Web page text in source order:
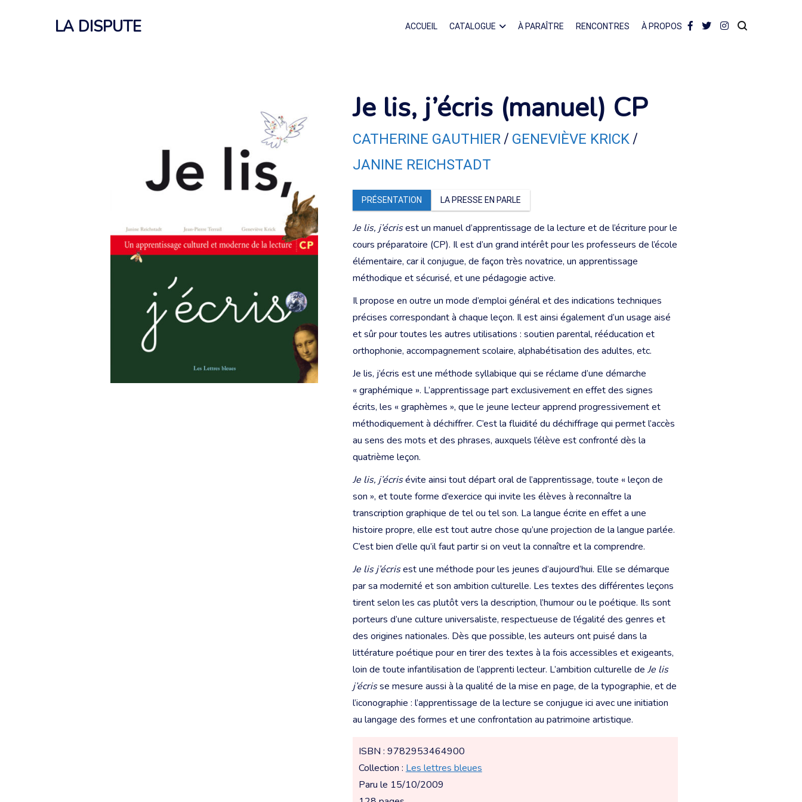
LA DISPUTE ACCUEIL CATALOGUE À PARAÎTRE RENCONTRES À PROPOS
Je lis, j’écris (manuel) CP
CATHERINE GAUTHIER/ GENEVIÈVE KRICK/
JANINE REICHSTADT
PRÉSENTATION LA PRESSE EN PARLE
Je lis, j’écrisest un manuel d’apprentissage de la lecture et de l’écriture pour le
cours préparatoire (CP). Il est d’un grand intérêt pour les professeurs de l’école
élémentaire, car il conjugue, de façon très novatrice, un apprentissage
méthodique et sécurisé, et une pédagogie active.
Il propose en outre un mode d’emploi général et des indications techniques
précises correspondant à chaque leçon. Il est ainsi également d’un usage aisé
et sûr pour toutes les autres utilisations : soutien parental, rééducation et
orthophonie, accompagnement scolaire, alphabétisation des adultes, etc.
Je lis, j’écris est une méthode syllabique qui se réclame d’une démarche
« graphémique ». L’apprentissage part exclusivement en effet des signes
écrits, les « graphèmes », que le jeune lecteur apprend progressivement et
méthodiquement à déchiffrer. C’est la fluidité du déchiffrage qui permet l’accès
au sens des mots et des phrases, auxquels l’élève est confronté dès la
quatrième leçon.
Je lis, j’écrisévite ainsi tout départ oral de l’apprentissage, toute « leçon de
son », et toute forme d’exercice qui invite les élèves à reconnaître la
transcription graphique de tel ou tel son. La langue écrite en effet a une
histoire propre, elle est tout autre chose qu’une projection de la langue parlée.
C’est bien d’elle qu’il faut partir si on veut la connaître et la comprendre.
Je lis j’écrisest une méthode pour les jeunes d’aujourd’hui. Elle se démarque
par sa modernité et son ambition culturelle. Les textes des différentes leçons
tirent selon les cas plutôt vers la description, l’humour ou le poétique. Ils sont
porteurs d’une culture universaliste, respectueuse de l’égalité des genres et
des origines nationales. Dès que possible, les auteurs ont puisé dans la
littérature poétique pour en tirer des textes à la fois accessibles et exigeants,
loin de toute infantilisation de l’apprenti lecteur. L’ambition culturelle de Je lis
j’écrisse mesure aussi à la qualité de la mise en page, de la typographie, et de
l’iconographie : l’apprentissage de la lecture se conjugue ici avec une initiation
au langage des formes et une confrontation au patrimoine artistique.
ISBN : 9782953464900
Collection : Les lettres bleues
Paru le 15/10/2009